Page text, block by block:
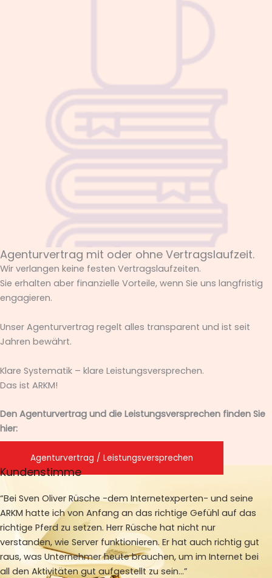
Agenturvertrag mit oder ohne Vertragslaufzeit.
Wir verlangen keine festen Vertragslaufzeiten.
Sie erhalten aber finanzielle Vorteile, wenn Sie uns langfristig
engagieren.
Unser Agenturvertrag regelt alles transparent und ist seit
Jahren bewährt.
Klare Systematik – klare Leistungsversprechen.
Das ist ARKM!
Den Agenturvertrag und die Leistungsversprechen finden Sie
hier:
Agenturvertrag / Leistungsversprechen
Kundenstimme
“Bei Sven Oliver Rüsche -dem Internetexperten- und seine
ARKM hatte ich von Anfang an das richtige Gefühl auf das
richtige Pferd zu setzen. Herr Rüsche hat nicht nur
verstanden, wie Server funktionieren. Er hat auch richtig gut
raus, was Unternehmer heute brauchen, um im Internet bei
all den Aktivitäten gut aufgestellt zu sein…”